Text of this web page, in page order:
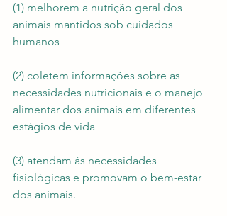
(1) melhorem a nutrição geral dos
animais mantidos sob cuidados
humanos
(2) coletem informações sobre as
necessidades nutricionais e o manejo
alimentar dos animais em diferentes
estágios de vida
(3) atendam às necessidades
fisiológicas e promovam o bem-estar
dos animais.